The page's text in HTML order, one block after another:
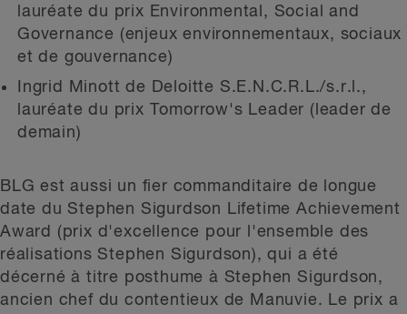
lauréate du prix Environmental, Social and
Governance (enjeux environnementaux, sociaux
et de gouvernance)
Ingrid Minott de Deloitte S.E.N.C.R.L./s.r.l.,
lauréate du prix Tomorrow's Leader (leader de
demain)
BLG est aussi un fier commanditaire de longue
date du Stephen Sigurdson Lifetime Achievement
Award (prix d'excellence pour l'ensemble des
réalisations Stephen Sigurdson), qui a été
décerné à titre posthume à Stephen Sigurdson,
ancien chef du contentieux de Manuvie. Le prix a